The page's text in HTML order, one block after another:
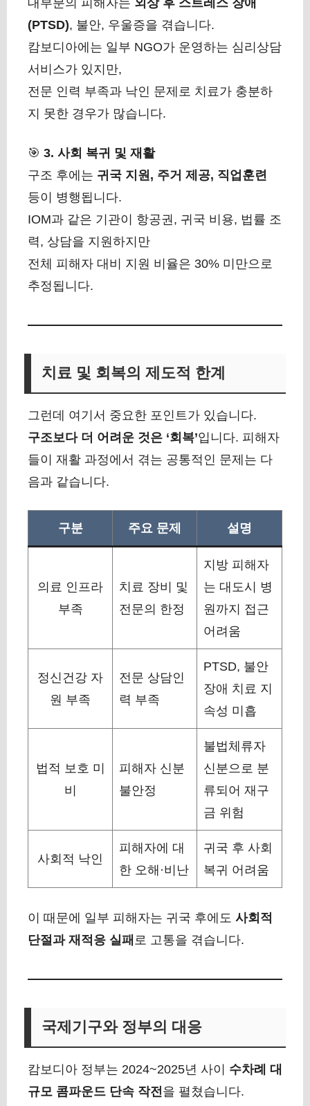
대부분의 피해자는 외상 후 스트레스 장애
(PTSD), 불안, 우울증을 겪습니다.
캄보디아에는 일부 NGO가 운영하는 심리상담
서비스가 있지만,
전문 인력 부족과 낙인 문제로 치료가 충분하
지 못한 경우가 많습니다.
🎯 3. 사회 복귀 및 재활
구조 후에는 귀국 지원, 주거 제공, 직업훈련
등이 병행됩니다.
IOM과 같은 기관이 항공권, 귀국 비용, 법률 조
력, 상담을 지원하지만
전체 피해자 대비 지원 비율은 30% 미만으로
추정됩니다.
치료 및 회복의 제도적 한계
그런데 여기서 중요한 포인트가 있습니다.
구조보다 더 어려운 것은 ‘회복’입니다. 피해자
들이 재활 과정에서 겪는 공통적인 문제는 다
음과 같습니다.
구분 주요 문제 설명
의료 인프라
부족
치료 장비 및
전문의 한정
지방 피해자
는 대도시 병
원까지 접근
어려움
정신건강 자
원 부족
전문 상담인
력 부족
PTSD, 불안
장애 치료 지
속성 미흡
법적 보호 미
비
피해자 신분
불안정
불법체류자
신분으로 분
류되어 재구
금 위험
사회적 낙인
피해자에 대
한 오해·비난
귀국 후 사회
복귀 어려움
이 때문에 일부 피해자는 귀국 후에도 사회적
단절과 재적응 실패 로 고통을 겪습니다.
국제기구와 정부의 대응
캄보디아 정부는 2024~2025년 사이 수차례 대
규모 콤파운드 단속 작전을 펼쳤습니다.